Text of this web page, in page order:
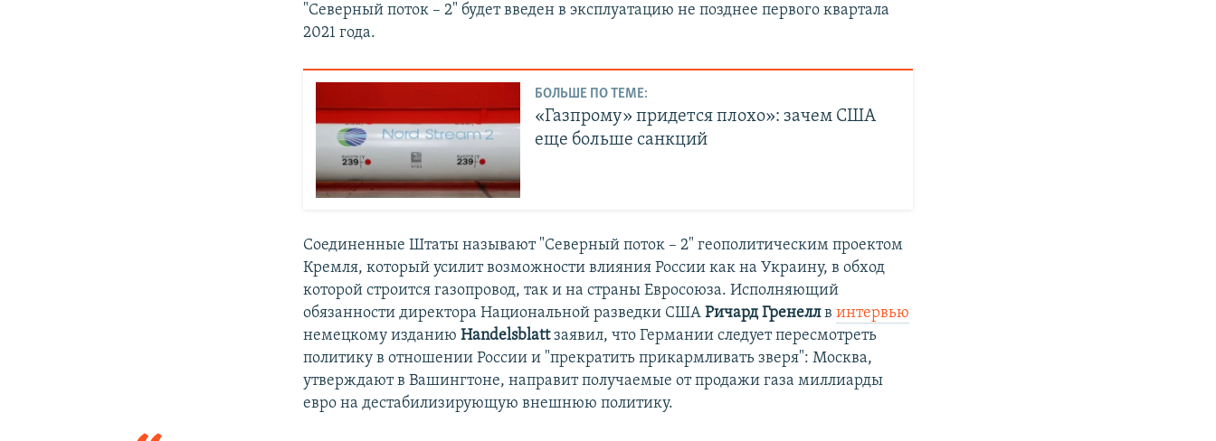
"Северный поток – 2" будет введен в эксплуатацию не позднее первого квартала
2021 года.
БОЛЬШЕ ПО ТЕМЕ:
«Газпрому» придется плохо»: зачем США
еще больше санкций
Соединенные Штаты называют "Северный поток – 2" геополитическим проектом
Кремля, который усилит возможности влияния России как на Украину, в обход
которой строится газопровод, так и на страны Евросоюза. Исполняющий
обязанности директора Национальной разведки СШАРичард Гренеллвинтервью
немецкому изданиюHandelsblattзаявил, что Германии следует пересмотреть
политику в отношении России и "прекратить прикармливать зверя": Москва,
утверждают в Вашингтоне, направит получаемые от продажи газа миллиарды
евро на дестабилизирующую внешнюю политику.